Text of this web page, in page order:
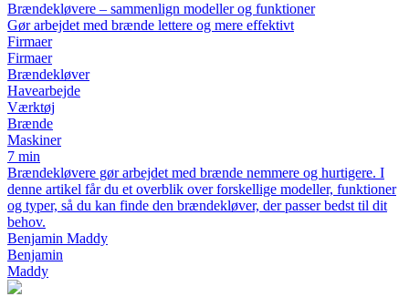
Brændekløvere – sammenlign modeller og funktioner
Gør arbejdet med brænde lettere og mere effektivt
Firmaer
Firmaer
Brændekløver
Havearbejde
Værktøj
Brænde
Maskiner
7 min
Brændekløvere gør arbejdet med brænde nemmere og hurtigere. I
denne artikel får du et overblik over forskellige modeller, funktioner
og typer, så du kan finde den brændekløver, der passer bedst til dit
behov.
Benjamin Maddy
Benjamin
Maddy